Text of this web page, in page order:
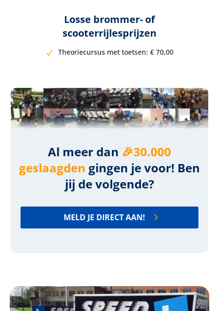
Losse brommer- of
scooterrijlesprijzen
Theoriecursus met toetsen:€ 70,00
Al meer dan 🎉30.000
geslaagden gingen je voor! Ben
jij de volgende?
MELD JE DIRECT AAN!